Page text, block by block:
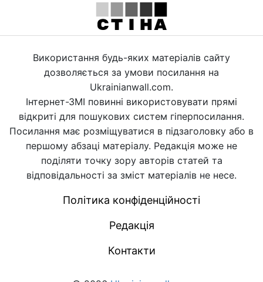
Використання будь-яких матеріалів сайту
дозволяється за умови посилання на
Ukrainianwall.com.
Інтернет-ЗМІ повинні використовувати прямі
відкриті для пошукових систем гіперпосилання.
Посилання має розміщуватися в підзаголовку або в
першому абзаці матеріалу. Редакція може не
поділяти точку зору авторів статей та
відповідальності за зміст матеріалів не несе.
Політика конфіденційності
Редакція
Контакти